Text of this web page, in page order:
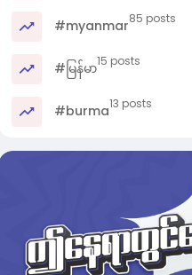
#myanmar85 posts
#မြန်မာ15 posts
#burma13 posts